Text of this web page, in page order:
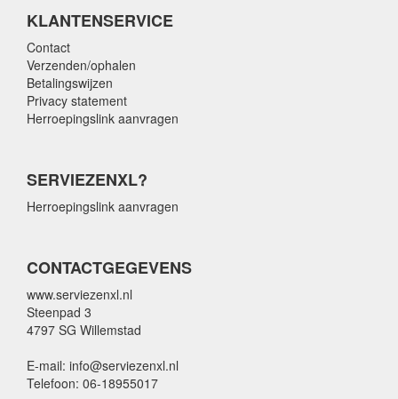
KLANTENSERVICE
Contact
Verzenden/ophalen
Betalingswijzen
Privacy statement
Herroepingslink aanvragen
SERVIEZENXL?
Herroepingslink aanvragen
CONTACTGEGEVENS
www.serviezenxl.nl
Steenpad 3
4797 SG Willemstad
E-mail: info@serviezenxl.nl
Telefoon: 06-18955017